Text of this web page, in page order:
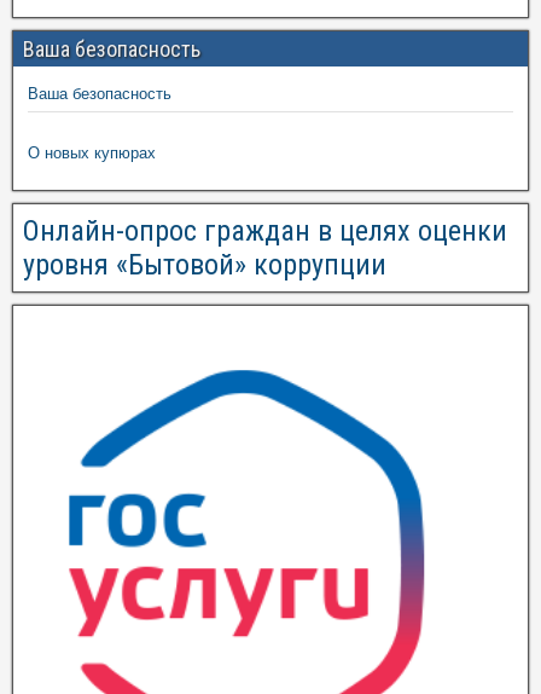
Ваша безопасность
Ваша безопасность
О новых купюрах
Онлайн-опрос граждан в целях оценки
уровня «Бытовой» коррупции